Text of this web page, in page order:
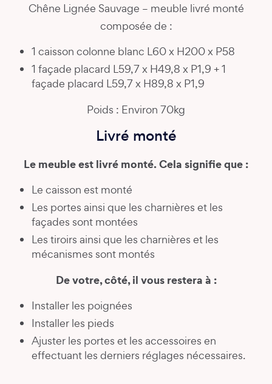
Chêne Lignée Sauvage – meuble livré monté
composée de :
1 caisson colonne blanc L60 x H200 x P58
1 façade placard L59,7 x H49,8 x P1,9 + 1
façade placard L59,7 x H89,8 x P1,9
Poids : Environ 70kg
Livré monté
Le meuble est livré monté. Cela signifie que :
Le caisson est monté
Les portes ainsi que les charnières et les
façades sont montées
Les tiroirs ainsi que les charnières et les
mécanismes sont montés
De votre, côté, il vous restera à :
Installer les poignées
Installer les pieds
Ajuster les portes et les accessoires en
effectuant les derniers réglages nécessaires.